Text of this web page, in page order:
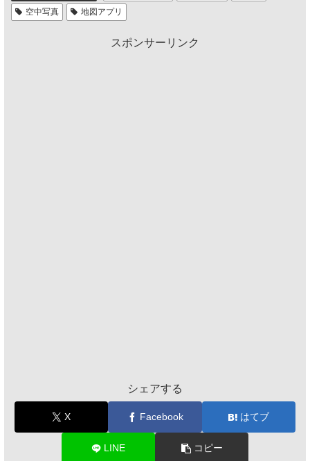
空中写真 地図アプリ
スポンサーリンク
シェアする
X Facebook はてブ
LINE コピー